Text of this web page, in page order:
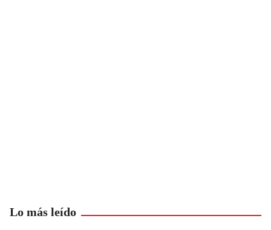
Lo más leído